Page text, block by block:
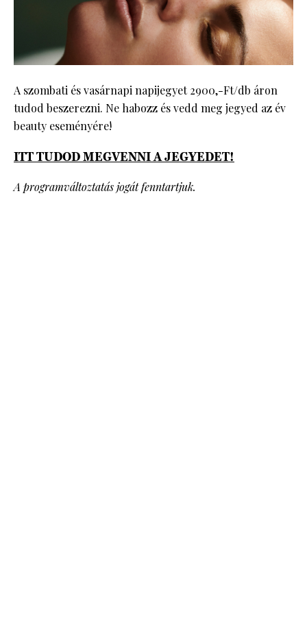
A szombati és vasárnapi napijegyet 2900,-Ft/db áron
tudod beszerezni. Ne habozz és vedd meg jegyed az év
beauty eseményére!
ITT TUDOD MEGVENNI A JEGYEDET!
A programváltoztatás jogát fenntartjuk.